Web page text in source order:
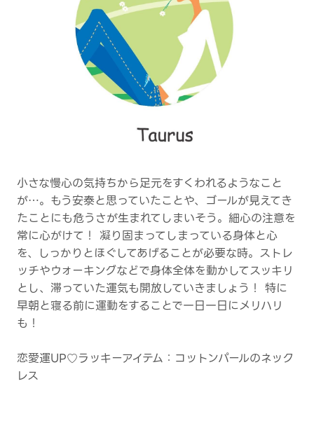
小さな慢心の気持ちから足元をすくわれるようなこと
が…。もう安泰と思っていたことや、ゴールが見えてき
たことにも危うさが生まれてしまいそう。細心の注意を
常に心がけて！ 凝り固まってしまっている身体と心
を、しっかりとほぐしてあげることが必要な時。ストレ
ッチやウォーキングなどで身体全体を動かしてスッキリ
とし、滞っていた運気も開放していきましょう！ 特に
早朝と寝る前に運動をすることで一日一日にメリハリ
も！
恋愛運UP♡ラッキーアイテム：コットンパールのネック
レス